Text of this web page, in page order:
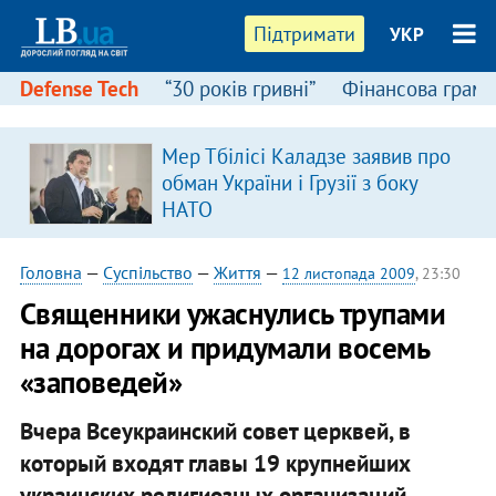
Підтримати УКР
Defense Tech “30 років гривні” Фінансова
Мер Тбілісі Каладзе заявив про
обман України і Грузії з боку
НАТО
Головна — Суспільство — Життя — 12 листопада 2009, 23:30
Священники ужаснулись трупами
на дорогах и придумали восемь
«заповедей»
Вчера Всеукраинский совет церквей, в
который входят главы 19 крупнейших